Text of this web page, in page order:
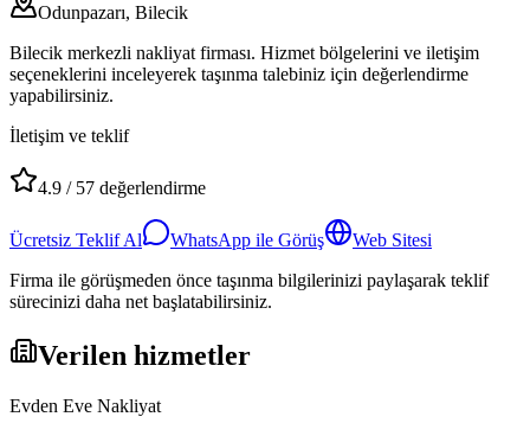
Odunpazarı, Bilecik
Bilecik merkezli nakliyat firması. Hizmet bölgelerini ve iletişim
seçeneklerini inceleyerek taşınma talebiniz için değerlendirme
yapabilirsiniz.
İletişim ve teklif
4.9 / 57 değerlendirme
Ücretsiz Teklif Al WhatsApp ile Görüş
Web Sitesi
Firma ile görüşmeden önce taşınma bilgilerinizi paylaşarak teklif
sürecinizi daha net başlatabilirsiniz.
Verilen hizmetler
Evden Eve Nakliyat